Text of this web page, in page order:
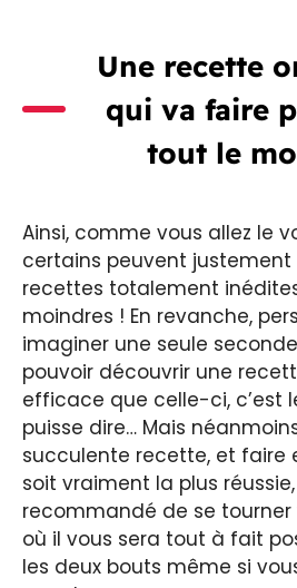
Une recette
qui va faire
tout le
Ainsi, comme vous allez le
certains peuvent
recettes totalement
moindres ! En revanche,
imaginer une seule
pouvoir découvrir une
efficace que celle-ci, c’est
puisse dire… Mais
succulente recette, et faire
soit vraiment la plus
recommandé de se tourner
où il vous sera tout à fait
les deux bouts même si